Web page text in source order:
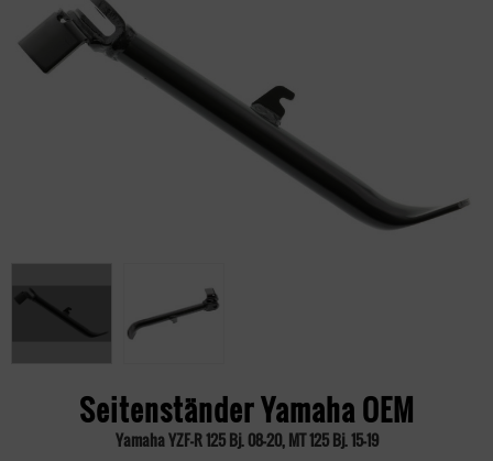
Seitenständer Yamaha OEM
Yamaha YZF-R 125 Bj. 08-20, MT 125 Bj. 15-19